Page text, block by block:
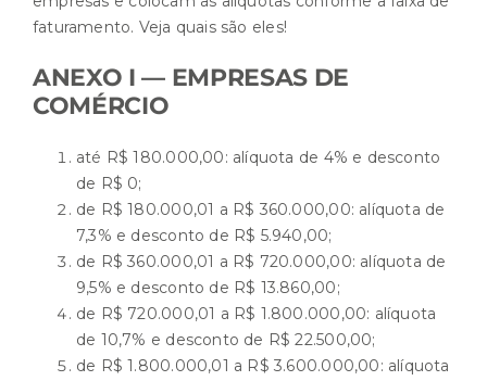
faturamento. Veja quais são eles!
ANEXO I — EMPRESAS DE
COMÉRCIO
até R$ 180.000,00: alíquota de 4% e desconto
de R$ 0;
de R$ 180.000,01 a R$ 360.000,00: alíquota de
7,3% e desconto de R$ 5.940,00;
de R$ 360.000,01 a R$ 720.000,00: alíquota de
9,5% e desconto de R$ 13.860,00;
de R$ 720.000,01 a R$ 1.800.000,00: alíquota
de 10,7% e desconto de R$ 22.500,00;
de R$ 1.800.000,01 a R$ 3.600.000,00: alíquota